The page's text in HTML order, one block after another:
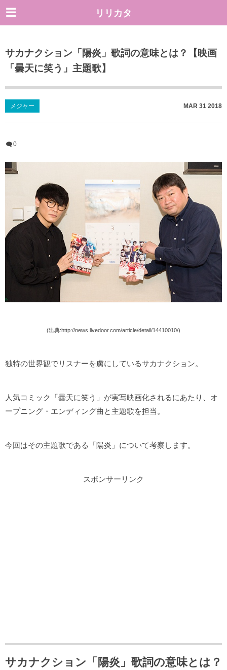
リリカタ
サカナクション「陽炎」歌詞の意味とは？【映画
「曇天に笑う」主題歌】
メジャー MAR 31 2018
0
(出典:http://news.livedoor.com/article/detail/14410010/)
独特の世界観でリスナーを虜にしているサカナクション。
人気コミック「曇天に笑う」が実写映画化されるにあたり、オ
ープニング・エンディング曲と主題歌を担当。
今回はその主題歌である「陽炎」について考察します。
スポンサーリンク
サカナクション「陽炎」歌詞の意味とは？